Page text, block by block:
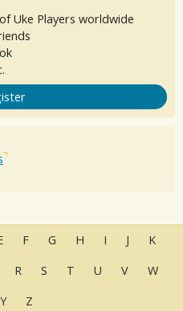
Uke Players worldwide
F G H I J
K
R S T U V
W
Y Z